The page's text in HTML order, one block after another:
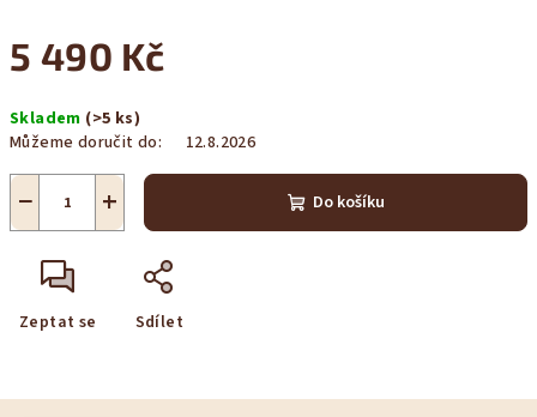
5 490 Kč
cena:
Skladem (>5 ks)
Můžeme doručit do:
12.8.2026
+
− Do košíku
Zeptat se Sdílet